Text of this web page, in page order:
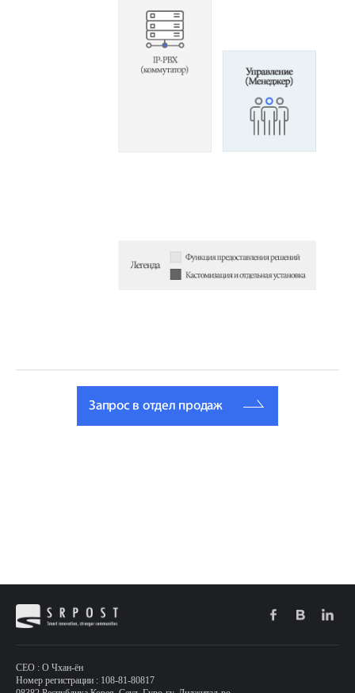
Запрос в отдел продаж
CEO : О Чхан-ён
Номер регистрации : 108-81-80817